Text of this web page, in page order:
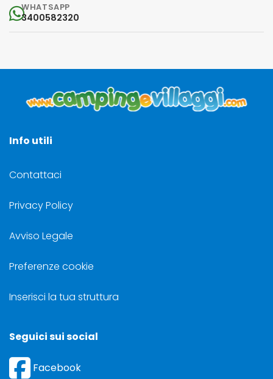
WHATSAPP
3400582320
Info utili
Contattaci
Privacy Policy
Avviso Legale
Preferenze cookie
Inserisci la tua struttura
Seguici sui social
Facebook